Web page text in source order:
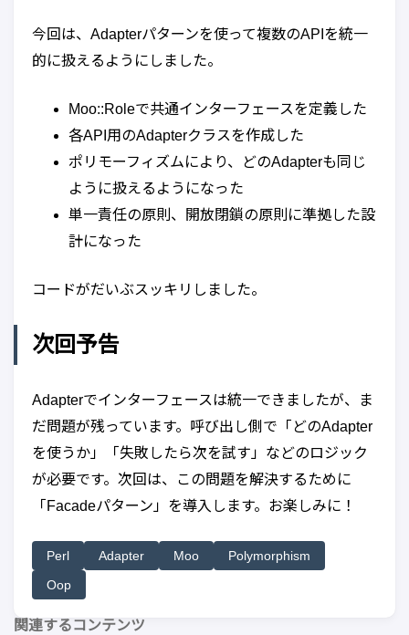
今回は、Adapterパターンを使って複数のAPIを統一
的に扱えるようにしました。
Moo::Roleで共通インターフェースを定義した
各API用のAdapterクラスを作成した
ポリモーフィズムにより、どのAdapterも同じ
ように扱えるようになった
単一責任の原則、開放閉鎖の原則に準拠した設
計になった
コードがだいぶスッキリしました。
次回予告
Adapterでインターフェースは統一できましたが、ま
だ問題が残っています。呼び出し側で「どのAdapter
を使うか」「失敗したら次を試す」などのロジック
が必要です。次回は、この問題を解決するために
「Facadeパターン」を導入します。お楽しみに！
Perl Adapter Moo
Polymorphism
Oop
関連するコンテンツ